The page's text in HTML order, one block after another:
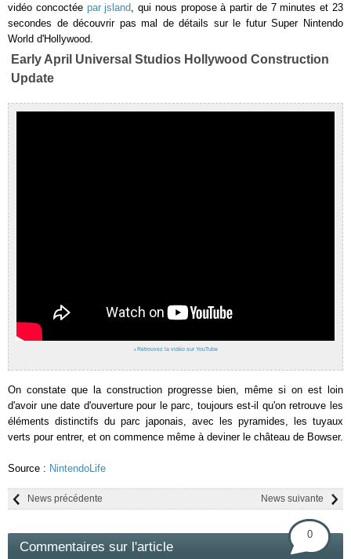
vidéo concoctée par jsland, qui nous propose à partir de 7 minutes et 23
secondes de découvrir pas mal de détails sur le futur Super Nintendo
World d'Hollywood.
Early April Universal Studios Hollywood Construction
Update
› Retrouvez la vidéo sur YouTube
On constate que la construction progresse bien, même si on est loin
d'avoir une date d'ouverture pour le parc, toujours est-il qu'on retrouve les
éléments distinctifs du parc japonais, avec les pyramides, les tuyaux
verts pour entrer, et on commence même à deviner le château de Bowser.
Source : NintendoLife
News suivante
News précédente
Commentaires sur l'article
0